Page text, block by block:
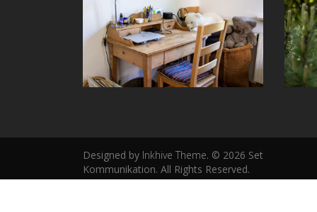
Designed by Inkhive Theme. © 2026 Set
Kommunikation. All Rights Reserved.